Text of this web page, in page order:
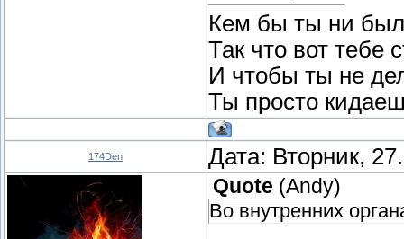
Кем бы ты ни
Так что вот тебе
И чтобы ты не
Ты просто
174Den Дата: Вторник,
Quote (Andy)
Во внутренних